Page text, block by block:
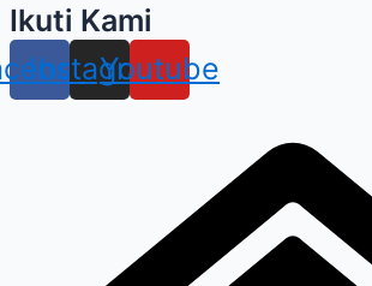
Ikuti Kami
Instagram
Youtube